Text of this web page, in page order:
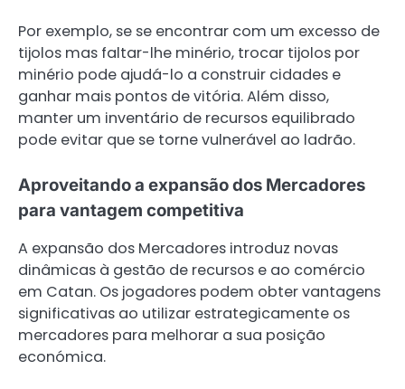
Por exemplo, se se encontrar com um excesso de
tijolos mas faltar-lhe minério, trocar tijolos por
minério pode ajudá-lo a construir cidades e
ganhar mais pontos de vitória. Além disso,
manter um inventário de recursos equilibrado
pode evitar que se torne vulnerável ao ladrão.
Aproveitando a expansão dos Mercadores
para vantagem competitiva
A expansão dos Mercadores introduz novas
dinâmicas à gestão de recursos e ao comércio
em Catan. Os jogadores podem obter vantagens
significativas ao utilizar estrategicamente os
mercadores para melhorar a sua posição
económica.